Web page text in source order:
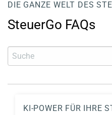
DIE GANZE WELT DES
SteuerGo FAQs
KI-POWER FÜR IHRE